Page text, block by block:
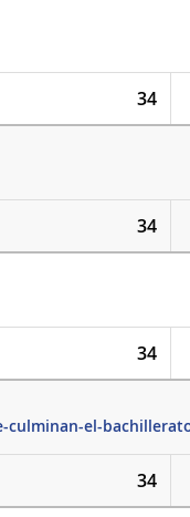
34
34
34
culminan-el-
34